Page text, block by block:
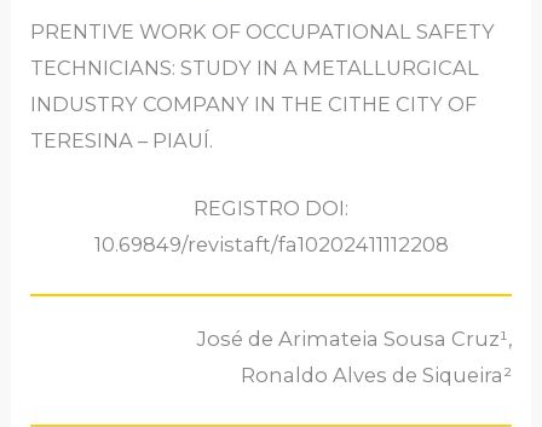
PRENTIVE WORK OF OCCUPATIONAL SAFETY
TECHNICIANS: STUDY IN A METALLURGICAL
INDUSTRY COMPANY IN THE CITHE CITY OF
TERESINA – PIAUÍ.
REGISTRO DOI:
10.69849/revistaft/fa10202411112208
José de Arimateia Sousa Cruz¹,
Ronaldo Alves de Siqueira²